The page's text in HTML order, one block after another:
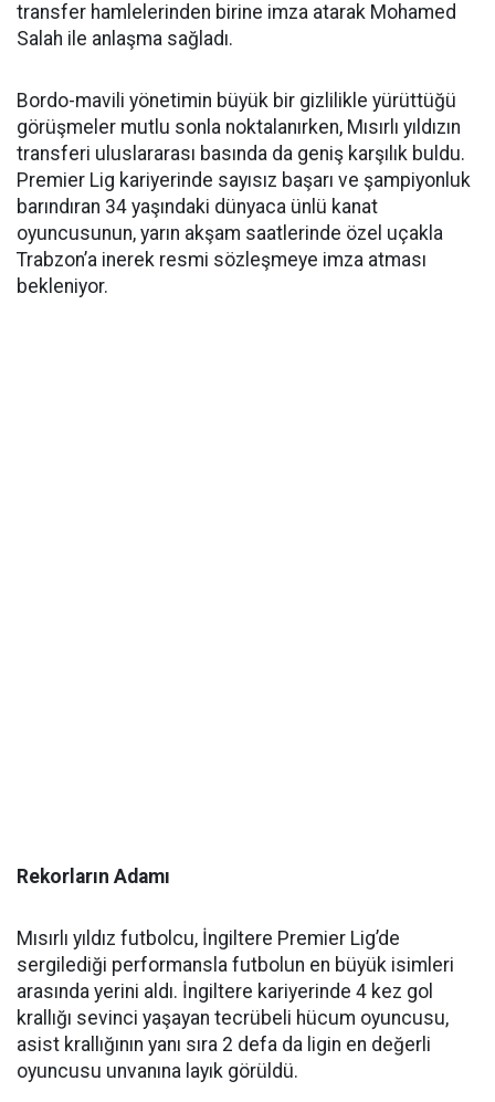
transfer hamlelerinden birine imza atarak Mohamed
Salah ile anlaşma sağladı.
Bordo-mavili yönetimin büyük bir gizlilikle yürüttüğü
görüşmeler mutlu sonla noktalanırken, Mısırlı yıldızın
transferi uluslararası basında da geniş karşılık buldu.
Premier Lig kariyerinde sayısız başarı ve şampiyonluk
barındıran 34 yaşındaki dünyaca ünlü kanat
oyuncusunun, yarın akşam saatlerinde özel uçakla
Trabzon’a inerek resmi sözleşmeye imza atması
bekleniyor.
Rekorların Adamı
Mısırlı yıldız futbolcu, İngiltere Premier Lig’de
sergilediği performansla futbolun en büyük isimleri
arasında yerini aldı. İngiltere kariyerinde 4 kez gol
krallığı sevinci yaşayan tecrübeli hücum oyuncusu,
asist krallığının yanı sıra 2 defa da ligin en değerli
oyuncusu unvanına layık görüldü.